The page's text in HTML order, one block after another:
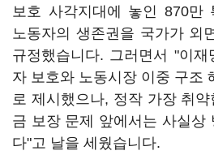
보호 사각지대에 놓인 870만
노동자의 생존권을 국가가 외
규정했습니다. 그러면서 "이
자 보호와 노동시장 이중 구조
로 제시했으나, 정작 가장 취
금 보장 문제 앞에서는 사실상
다"고 날을 세웠습니다.